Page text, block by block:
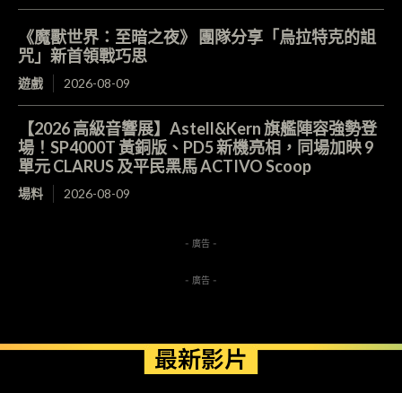
《魔獸世界：至暗之夜》 團隊分享「烏拉特克的詛
咒」新首領戰巧思
遊戲 2026-08-09
【2026 高級音響展】Astell&Kern 旗艦陣容強勢登
場！SP4000T 黃銅版、PD5 新機亮相，同場加映 9
單元 CLARUS 及平民黑馬 ACTIVO Scoop
場料 2026-08-09
- 廣告 -
- 廣告 -
最新影片